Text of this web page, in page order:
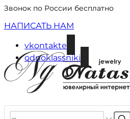
Звонок по России бесплатно
НАПИСАТЬ НАМ
vkontakte
odnoklassniki